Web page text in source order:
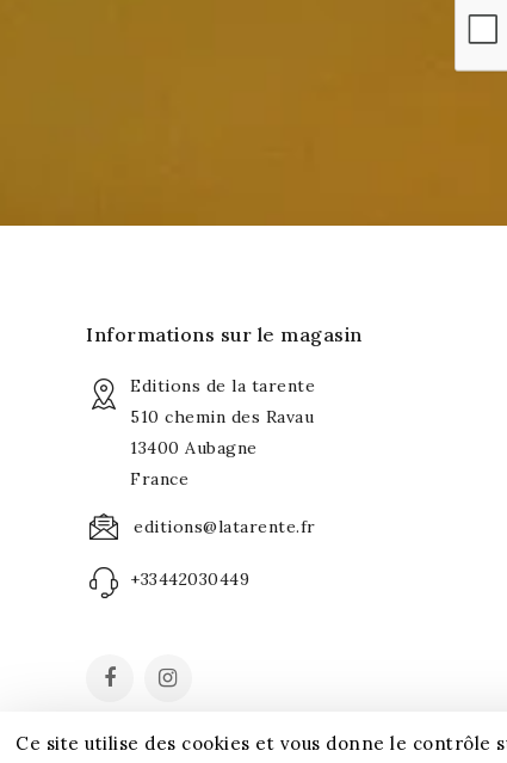
Informations sur le magasin
Editions de la tarente
510 chemin des Ravau
13400 Aubagne
France
editions@latarente.fr
+33442030449
Ce site utilise des cookies et vous donne le contrôle